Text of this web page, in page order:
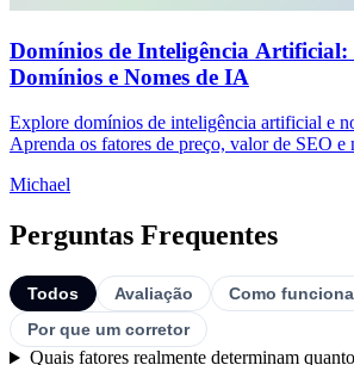
Domínios de Inteligência Artificial:
Domínios e Nomes de IA
Explore domínios de inteligência artificial e
Aprenda os fatores de preço, valor de SEO e
Michael
Perguntas Frequentes
Todos Avaliação Como funciona
Por que um corretor
Quais fatores realmente determinam